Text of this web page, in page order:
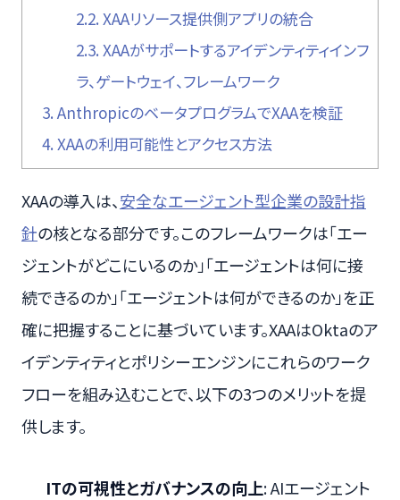
2.2. XAAリソース提供側アプリの統合
2.3. XAAがサポートするアイデンティティインフ
ラ、ゲートウェイ、フレームワーク
3. AnthropicのベータプログラムでXAAを検証
4. XAAの利用可能性とアクセス方法
XAAの導入は、安全なエージェント型企業の設計指
針の核となる部分です。このフレームワークは「エー
ジェントがどこにいるのか」「エージェントは何に接
続できるのか」「エージェントは何ができるのか」を正
確に把握することに基づいています。XAAはOktaのア
イデンティティとポリシーエンジンにこれらのワーク
フローを組み込むことで、以下の3つのメリットを提
供します。
ITの可視性とガバナンスの向上: AIエージェント